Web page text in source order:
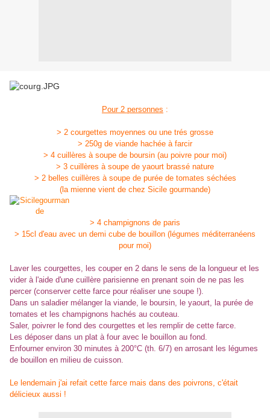
Pour 2 personnes :
> 2 courgettes moyennes ou une trés grosse
> 250g de viande hachée à farcir
> 4 cuillères à soupe de boursin (au poivre pour moi)
> 3 cuillères à soupe de yaourt brassé nature
> 2 belles cuillères à soupe de purée de tomates séchées
(la mienne vient de chez Sicile gourmande)
> 4 champignons de paris
> 15cl d'eau avec un demi cube de bouillon (légumes méditerranéens
pour moi)
Laver les courgettes, les couper en 2 dans le sens de la longueur et les
vider à l'aide d'une cuillère parisienne en prenant soin de ne pas les
percer (conserver cette farce pour réaliser une soupe !).
Dans un saladier mélanger la viande, le boursin, le yaourt, la purée de
tomates et les champignons hachés au couteau.
Saler, poivrer le fond des courgettes et les remplir de cette farce.
Les déposer dans un plat à four avec le bouillon au fond.
Enfourner environ 30 minutes à 200°C (th. 6/7) en arrosant les légumes
de bouillon en milieu de cuisson.
Le lendemain j'ai refait cette farce mais dans des poivrons, c'était
délicieux aussi !